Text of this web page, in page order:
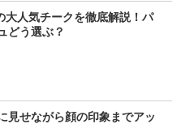
大人気チークを徹底解説！パ
どう選ぶ？
見せながら顔の印象までアッ